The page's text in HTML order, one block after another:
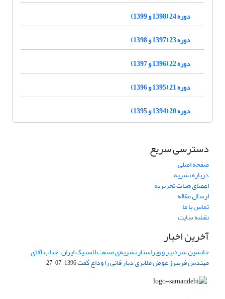
دوره 24 (1398 و 1399)
دوره 23 (1397 و 1398)
دوره 22 (1396 و 1397)
دوره 21 (1395 و 1396)
دوره 20 (1394 و 1395)
دسترسی سریع
صفحه اصلی
درباره نشریه
اعضای هیات تحریریه
ارسال مقاله
تماس با ما
نقشه سایت
آخرین اخبار
جانشین سردبیر و ویراستار نشریه‌ی صنعت لاستیک ایران، جناب آقای
مهندس فریبرز عوض ملایری دیار فانی را وداع گفت1396-07-27